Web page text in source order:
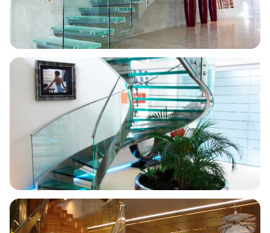
Escalera recta · Vidrio
Edificio corporativo
Helicoidal · Vista completa
Vivienda privada